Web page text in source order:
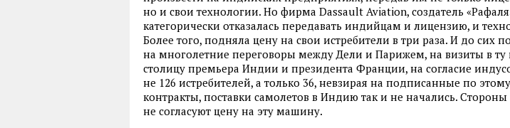
но и свои технологии. Но фирма Dassault Aviation, создатель
категорически отказалась передавать индийцам и лицензию, и
Более того, подняла цену на свои истребители в три раза. И до сих
на многолетние переговоры между Дели и Парижем, на визиты в ту
столицу премьера Индии и президента Франции, на согласие
не 126 истребителей, а только 36, невзирая на подписанные по
контракты, поставки самолетов в Индию так и не начались.
не согласуют цену на эту машину.